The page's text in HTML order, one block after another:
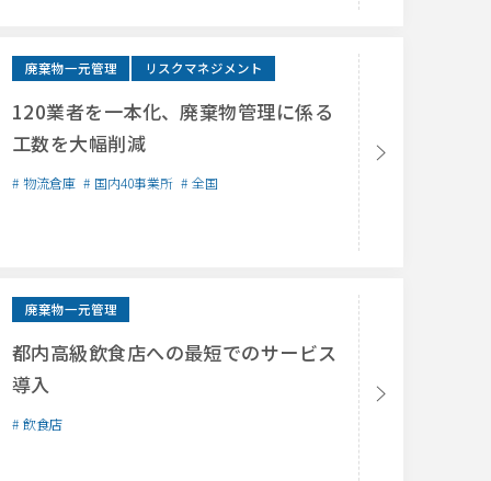
廃棄物一元管理 リスクマネジメント
120業者を一本化、廃棄物管理に係る
工数を大幅削減
物流倉庫 国内40事業所 全国
廃棄物一元管理
都内高級飲食店への最短でのサービス
導入
飲食店